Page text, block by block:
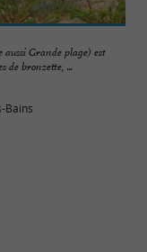
Grande plage) est
de bronzette, ...
Bains